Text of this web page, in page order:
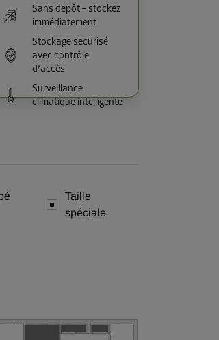
Sans dépôt – stockez
immédiatement
Stockage sécurisé
avec contrôle
d’accès
Surveillance
climatique intelligente
Taille
spéciale